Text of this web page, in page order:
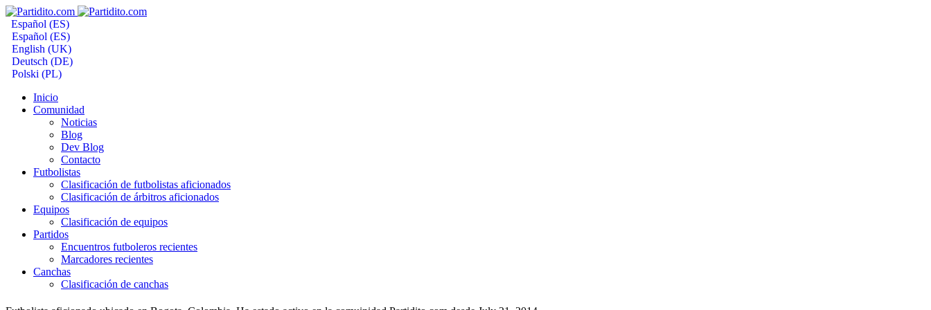
Español (ES)
Español (ES)
English (UK)
Deutsch (DE)
Polski (PL)
Inicio
Comunidad
Noticias
Blog
Dev Blog
Contacto
Futbolistas
Clasificación de futbolistas aficionados
Clasificación de árbitros aficionados
Equipos
Clasificación de equipos
Partidos
Encuentros futboleros recientes
Marcadores recientes
Canchas
Clasificación de canchas